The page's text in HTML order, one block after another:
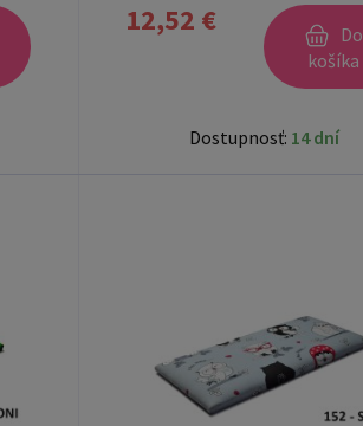
12,52 €
Do
košíka
Dostupnosť: 14 dní